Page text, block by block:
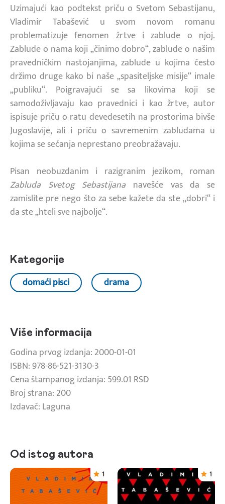
Uzimajući kao podtekst priču o Svetom Sebastijanu,
Vladimir Tabašević u svom novom romanu
problematizuje fenomen žrtve i zablude o njoj.
Zablude o nama koji „činimo dobro“, zablude o našim
pravedničkim nastojanjima, zablude u kojima često
držimo druge kako bi naše „spasiteljske misije“ imale
„publiku“. Poigravajući se sa likovima koji se
samodoživljavaju kao pravednici i kao žrtve, autor
ispisuje priču o ratu devedesetih na prostorima bivše
Jugoslavije, ali i priču o savremenim zabludama u
kojima se sećanja neprestano preobražavaju.
Pisan neobuzdanim i razigranim jezikom, roman
Zabluda Svetog Sebastijananavešće vas da se
zamislite pre nego što za sebe kažete da ste „dobri“ i
da ste „hteli sve najbolje“.
Kategorije
domaći pisci drama
Više informacija
Godina prvog izdanja: 2000-01-01
ISBN: 978-86-521-3130-3
Cena štampanog izdanja: 599.01 RSD
Broj strana: 200
Izdavač: Laguna
Od istog autora
1
1